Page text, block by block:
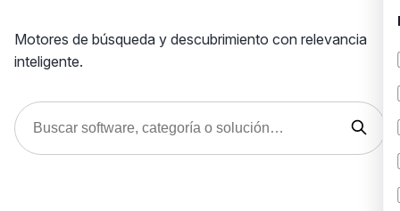
Motores de búsqueda y descubrimiento con relevancia
inteligente.